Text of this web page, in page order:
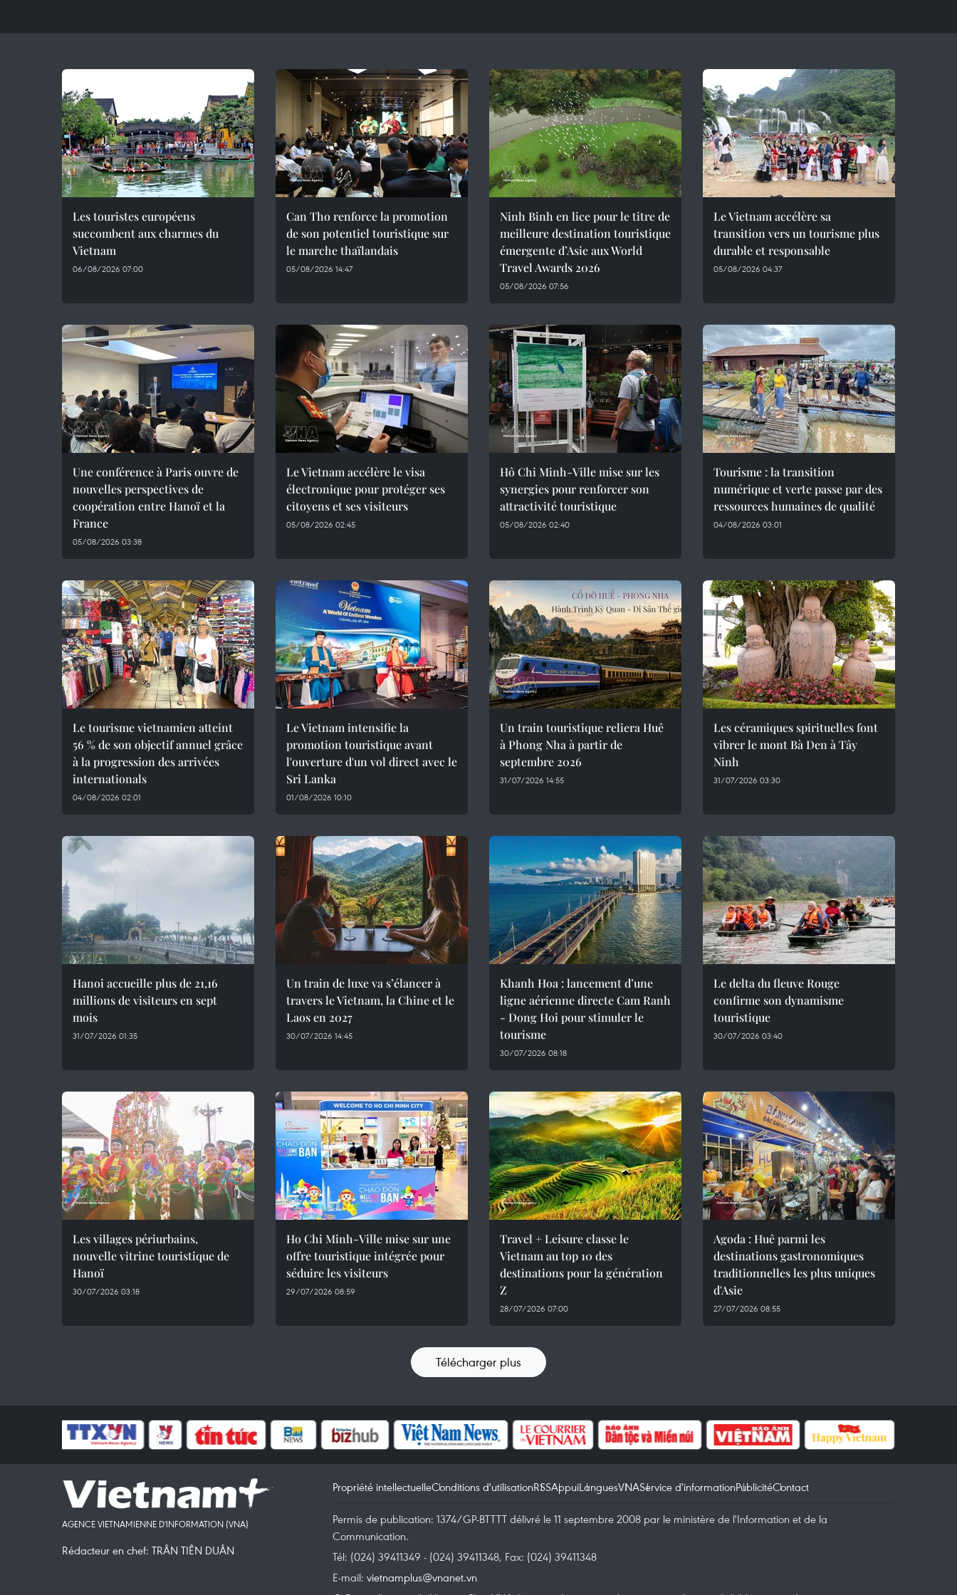
Les touristes européens
succombent aux charmes du
Vietnam
06/08/2026 07:00
Can Tho renforce la promotion
de son potentiel touristique sur
le marche thaïlandais
05/08/2026 14:47
Ninh Binh en lice pour le titre de
meilleure destination touristique
émergente d’Asie aux World
Travel Awards 2026
05/08/2026 07:56
Le Vietnam accélère sa
transition vers un tourisme plus
durable et responsable
05/08/2026 04:37
Une conférence à Paris ouvre de
nouvelles perspectives de
coopération entre Hanoï et la
France
05/08/2026 03:38
Le Vietnam accélère le visa
électronique pour protéger ses
citoyens et ses visiteurs
05/08/2026 02:45
Hô Chi Minh-Ville mise sur les
synergies pour renforcer son
attractivité touristique
05/08/2026 02:40
Tourisme : la transition
numérique et verte passe par des
ressources humaines de qualité
04/08/2026 03:01
Le tourisme vietnamien atteint
56 % de son objectif annuel grâce
à la progression des arrivées
internationals
04/08/2026 02:01
Le Vietnam intensifie la
promotion touristique avant
l'ouverture d'un vol direct avec le
Sri Lanka
01/08/2026 10:10
Un train touristique reliera Huê
à Phong Nha à partir de
septembre 2026
31/07/2026 14:55
Les céramiques spirituelles font
vibrer le mont Bà Den à Tây
Ninh
31/07/2026 03:30
Hanoi accueille plus de 21,16
millions de visiteurs en sept
mois ​
31/07/2026 01:35
Un train de luxe va s’élancer à
travers le Vietnam, la Chine et le
Laos en 2027
30/07/2026 14:45
Khanh Hoa : lancement d’une
ligne aérienne directe Cam Ranh
- Dong Hoi pour stimuler le
tourisme
30/07/2026 08:18
Le delta du fleuve Rouge
confirme son dynamisme
touristique
30/07/2026 03:40
Les villages périurbains,
nouvelle vitrine touristique de
Hanoï
30/07/2026 03:18
Ho Chi Minh-Ville mise sur une
offre touristique intégrée pour
séduire les visiteurs
29/07/2026 08:59
Travel + Leisure classe le
Vietnam au top 10 des
destinations pour la génération
Z
28/07/2026 07:00
Agoda : Huê parmi les
destinations gastronomiques
traditionnelles les plus uniques
d'Asie
27/07/2026 08:55
Télécharger plus
AGENCE VIETNAMIENNE D'INFORMATION (VNA)
Rédacteur en chef: TRÂN TIÊN DUÂN
Propriété intellectuelleConditions d'utilisationRSSAppuiLanguesVNAService d'informationPublicitéContact
Permis de publication: 1374/GP-BTTTT délivré le 11 septembre 2008 par le ministère de l'Information et de la
Communication.
Tél: (024) 39411349 - (024) 39411348, Fax: (024) 39411348
E-mail: vietnamplus@vnanet.vn